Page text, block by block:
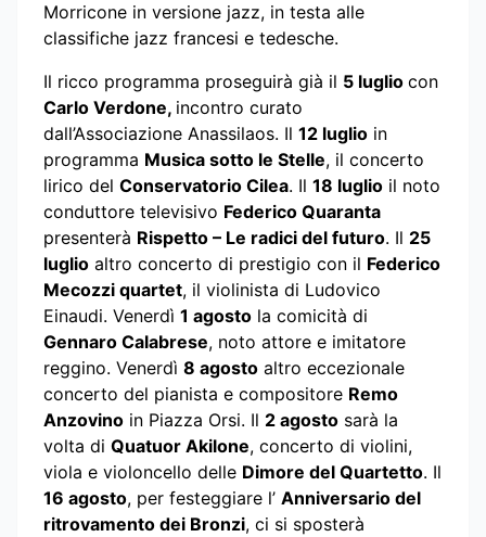
Morricone in versione jazz, in testa alle
classifiche jazz francesi e tedesche.
Il ricco programma proseguirà già il 5 luglio con
Carlo Verdone, incontro curato
dall’Associazione Anassilaos. Il 12 luglio in
programma Musica sotto le Stelle, il concerto
lirico del Conservatorio Cilea. Il 18 luglio il noto
conduttore televisivo Federico Quaranta
presenterà Rispetto – Le radici del futuro. Il 25
luglio altro concerto di prestigio con il Federico
Mecozzi quartet, il violinista di Ludovico
Einaudi. Venerdì 1 agosto la comicità di
Gennaro Calabrese, noto attore e imitatore
reggino. Venerdì 8 agosto altro eccezionale
concerto del pianista e compositore Remo
Anzovino in Piazza Orsi. Il 2 agosto sarà la
volta di Quatuor Akilone, concerto di violini,
viola e violoncello delle Dimore del Quartetto. Il
16 agosto, per festeggiare l’ Anniversario del
ritrovamento dei Bronzi, ci si sposterà